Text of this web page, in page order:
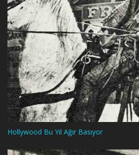
Hollywood Bu Yıl Ağır Basıyor